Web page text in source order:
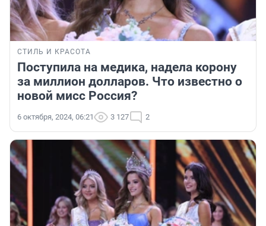
СТИЛЬ И КРАСОТА
Поступила на медика, надела корону
за миллион долларов. Что известно о
новой мисс Россия?
6 октября, 2024, 06:21 3 127 2